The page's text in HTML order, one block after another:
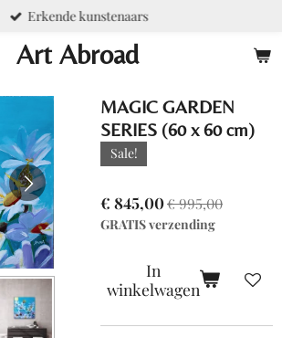
Art Abroad
Erkende kunstenaars
MAGIC GARDEN
SERIES (60 x 60 cm)
Sale!
€ 845,00€ 995,00
GRATIS verzending
In
winkelwagen